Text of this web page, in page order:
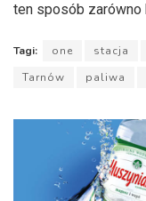
ten sposób zarówno
Tagi: one stacja
Tarnów
paliwa